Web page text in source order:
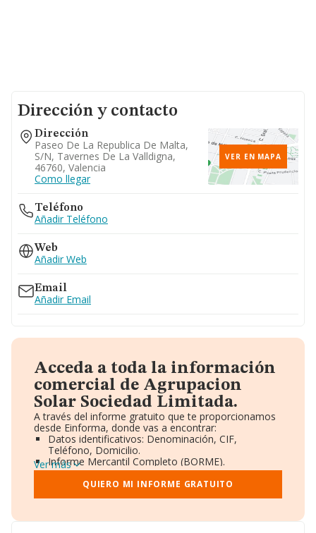
Dirección y contacto
Dirección
Paseo De La Republica De Malta,
S/n, Tavernes De La Valldigna,
46760, Valencia
Como llegar
VER EN MAPA
Teléfono
Añadir Teléfono
Web
Añadir Web
Email
Añadir Email
Acceda a toda la información
comercial de Agrupacion
Solar Sociedad Limitada.
A través del informe gratuito que te proporcionamos
desde Einforma, donde vas a encontrar:
Datos identificativos: Denominación, CIF,
Teléfono, Domicilio.
Informe Mercantil Completo (BORME).
Gráficos de Evolución Ventas y Empleados.
Consejo de Administración y Administradores.
Directivos y Ejecutivos.
Ver más
QUIERO MI INFORME GRATUITO